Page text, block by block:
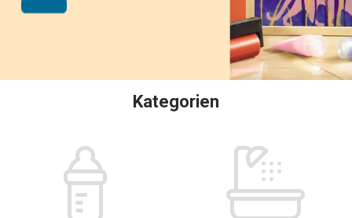
Kategorien